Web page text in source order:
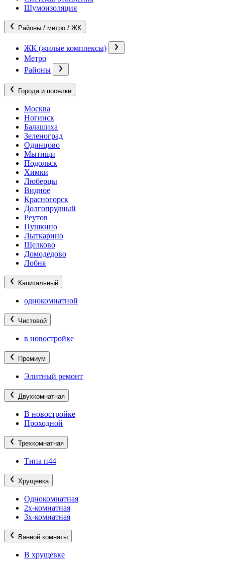
Шумоизоляция
Районы / метро / ЖК
ЖК (жилые комплексы)
Метро
Районы
Города и поселки
Москва
Ногинск
Балашиха
Зеленоград
Одинцово
Мытищи
Подольск
Химки
Люберцы
Видное
Красногорск
Долгопрудный
Реутов
Пушкино
Лыткарино
Щелково
Домодедово
Лобня
Капитальный
однокомнатной
Чистовой
в новостройке
Премиум
Элитный ремонт
Двухкомнатная
В новостройке
Проходной
Трехкомнатная
Типа п44
Хрущевка
Однокомнатная
2х-комнатная
3х-комнатная
Ванной комнаты
В хрущевке